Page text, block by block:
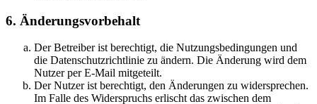
6. Änderungsvorbehalt
Der Betreiber ist berechtigt, die Nutzungsbedingungen und
die Datenschutzrichtlinie zu ändern. Die Änderung wird dem
Nutzer per E-Mail mitgeteilt.
Der Nutzer ist berechtigt, den Änderungen zu widersprechen.
Im Falle des Widerspruchs erlischt das zwischen dem